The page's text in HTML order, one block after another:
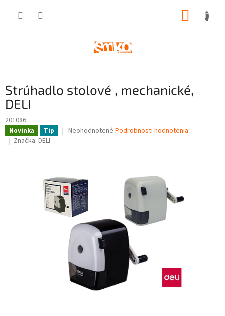
Strúhadlo stolové , mechanické,
DELI
201086
Novinka Tip
Priemerné
z
5
hviezdičiek.
Neohodnotené Podrobnosti hodnotenia
Značka: DELI